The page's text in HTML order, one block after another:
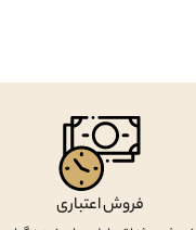
فروش اعتباری